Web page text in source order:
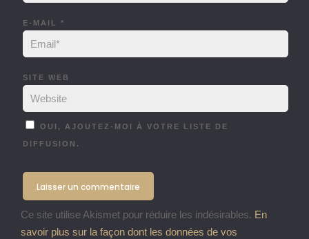
E-MAIL *
SITE WEB
OUI, AJOUTEZ-MOI À VOTRE LISTE DE
DIFFUSION.
Ce site utilise Akismet pour réduire les indésirables. En
savoir plus sur la façon dont les données de vos